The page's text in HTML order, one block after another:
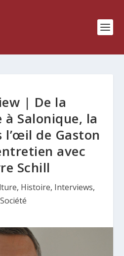
| De la
Salonique, la
l’œil de Gaston
avec
Schill
, Histoire, Interviews,
Société